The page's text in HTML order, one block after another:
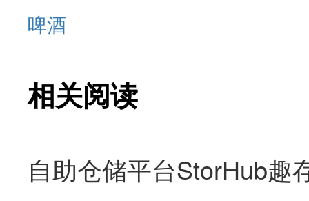
啤酒
相关阅读